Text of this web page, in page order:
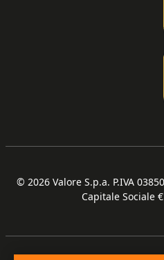
© 2026 Valore S.p.a. P.IVA
Capitale Sociale